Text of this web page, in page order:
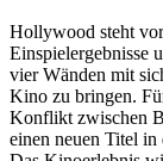
Hollywood steht
Einspielergebnisse
vier Wänden mit
Kino zu bringen.
Konflikt zwischen
einen neuen Titel in